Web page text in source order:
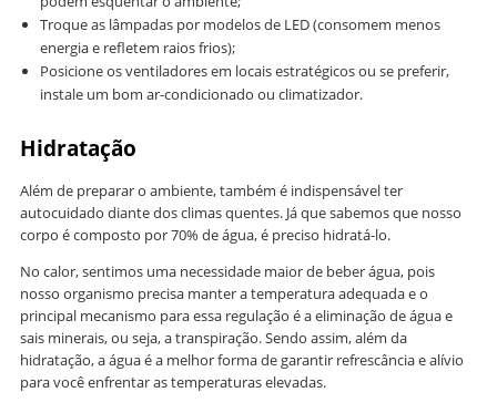
Troque as lâmpadas por modelos de LED (consomem menos
energia e refletem raios frios);
Posicione os ventiladores em locais estratégicos ou se preferir,
instale um bom ar-condicionado ou climatizador.
Hidratação
Além de preparar o ambiente, também é indispensável ter
autocuidado diante dos climas quentes. Já que sabemos que nosso
corpo é composto por 70% de água, é preciso hidratá-lo.
No calor, sentimos uma necessidade maior de beber água, pois
nosso organismo precisa manter a temperatura adequada e o
principal mecanismo para essa regulação é a eliminação de água e
sais minerais, ou seja, a transpiração. Sendo assim, além da
hidratação, a água é a melhor forma de garantir refrescância e alívio
para você enfrentar as temperaturas elevadas.